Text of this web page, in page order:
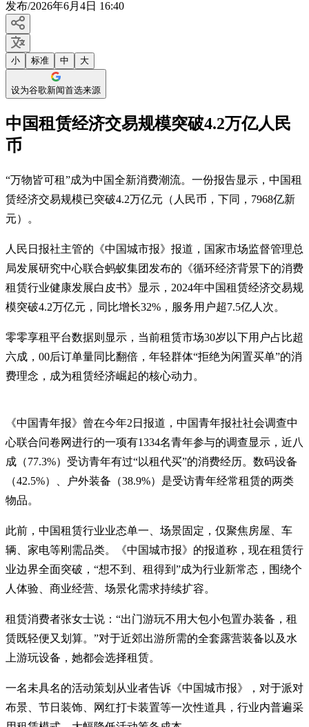
发布/2026年6月4日 16:40
小 标准 中 大
设为谷歌新闻首选来源
中国租赁经济交易规模突破4.2万亿人民
币
“万物皆可租”成为中国全新消费潮流。一份报告显示，中国租
赁经济交易规模已突破4.2万亿元（人民币，下同，7968亿新
元）。
人民日报社主管的《中国城市报》报道，国家市场监督管理总
局发展研究中心联合蚂蚁集团发布的《循环经济背景下的消费
租赁行业健康发展白皮书》显示，2024年中国租赁经济交易规
模突破4.2万亿元，同比增长32%，服务用户超7.5亿人次。
零零享租平台数据则显示，当前租赁市场30岁以下用户占比超
六成，00后订单量同比翻倍，年轻群体“拒绝为闲置买单”的消
费理念，成为租赁经济崛起的核心动力。
《中国青年报》曾在今年2日报道，中国青年报社社会调查中
心联合问卷网进行的一项有1334名青年参与的调查显示，近八
成（77.3%）受访青年有过“以租代买”的消费经历。数码设备
（42.5%）、户外装备（38.9%）是受访青年经常租赁的两类
物品。
此前，中国租赁行业业态单一、场景固定，仅聚焦房屋、车
辆、家电等刚需品类。《中国城市报》的报道称，现在租赁行
业边界全面突破，“想不到、租得到”成为行业新常态，围绕个
人体验、商业经营、场景化需求持续扩容。
租赁消费者张女士说：“出门游玩不用大包小包置办装备，租
赁既轻便又划算。”对于近郊出游所需的全套露营装备以及水
上游玩设备，她都会选择租赁。
一名未具名的活动策划从业者告诉《中国城市报》，对于派对
布景、节日装饰、网红打卡装置等一次性道具，行业内普遍采